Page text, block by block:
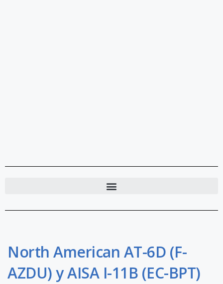
North American AT-6D (F-
AZDU) y AISA I-11B (EC-BPT)